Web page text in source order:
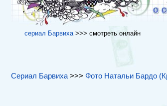
cериал Барвиха>>> cмотреть онлайн
Сериал Барвиха>>> Фото Натальи Бардо